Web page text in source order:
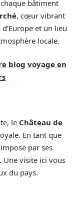
bâtiment
, cœur vibrant
et un lieu
locale.
blog voyage en
le Château de
En tant que
par ses
Une visite ici vous
du pays.